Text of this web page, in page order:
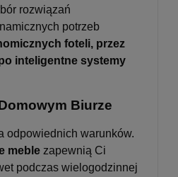
rozwiązań
potrzeb
foteli, przez
inteligentne systemy
Biurze
odpowiednich warunków.
meble zapewnią Ci
podczas wielogodzinnej